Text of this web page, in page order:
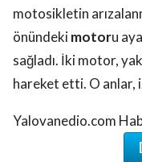
motosikletin
önündekimotoru
sağladı. İki motor,
hareket etti. O anlar,
Yalovanedio.com